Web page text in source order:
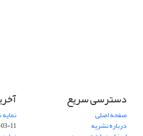
دسترسی سریع
صفحه اصلی
درباره نشریه 11